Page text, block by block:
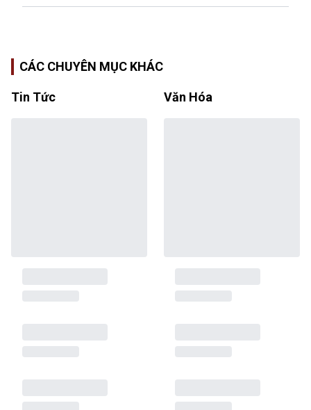
CÁC CHUYÊN MỤC KHÁC
Tin Tức Văn Hóa